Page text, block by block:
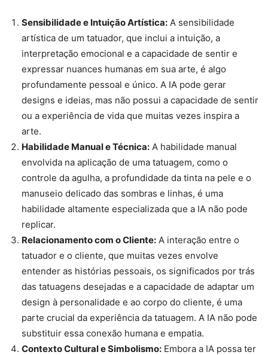
Sensibilidade e Intuição Artística: A sensibilidade
artística de um tatuador, que inclui a intuição, a
interpretação emocional e a capacidade de sentir e
expressar nuances humanas em sua arte, é algo
profundamente pessoal e único. A IA pode gerar
designs e ideias, mas não possui a capacidade de sentir
ou a experiência de vida que muitas vezes inspira a
arte.
Habilidade Manual e Técnica: A habilidade manual
envolvida na aplicação de uma tatuagem, como o
controle da agulha, a profundidade da tinta na pele e o
manuseio delicado das sombras e linhas, é uma
habilidade altamente especializada que a IA não pode
replicar.
Relacionamento com o Cliente: A interação entre o
tatuador e o cliente, que muitas vezes envolve
entender as histórias pessoais, os significados por trás
das tatuagens desejadas e a capacidade de adaptar um
design à personalidade e ao corpo do cliente, é uma
parte crucial da experiência da tatuagem. A IA não pode
substituir essa conexão humana e empatia.
Contexto Cultural e Simbolismo: Embora a IA possa ter